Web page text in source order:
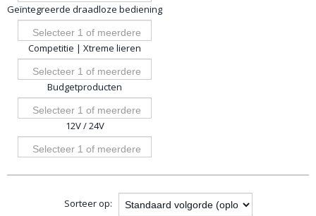
opties
Geïntegreerde draadloze bediening
Selecteer 1 of meerdere
opties
Competitie | Xtreme lieren
Selecteer 1 of meerdere
opties
Budgetproducten
Selecteer 1 of meerdere
opties
12V / 24V
Selecteer 1 of meerdere
Sorteer op: